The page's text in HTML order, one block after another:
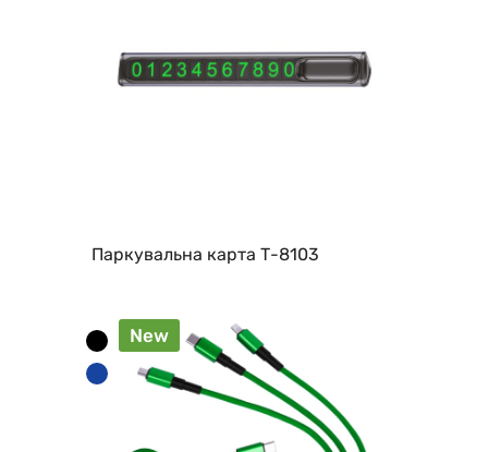
Паркувальна карта Т-8103
New